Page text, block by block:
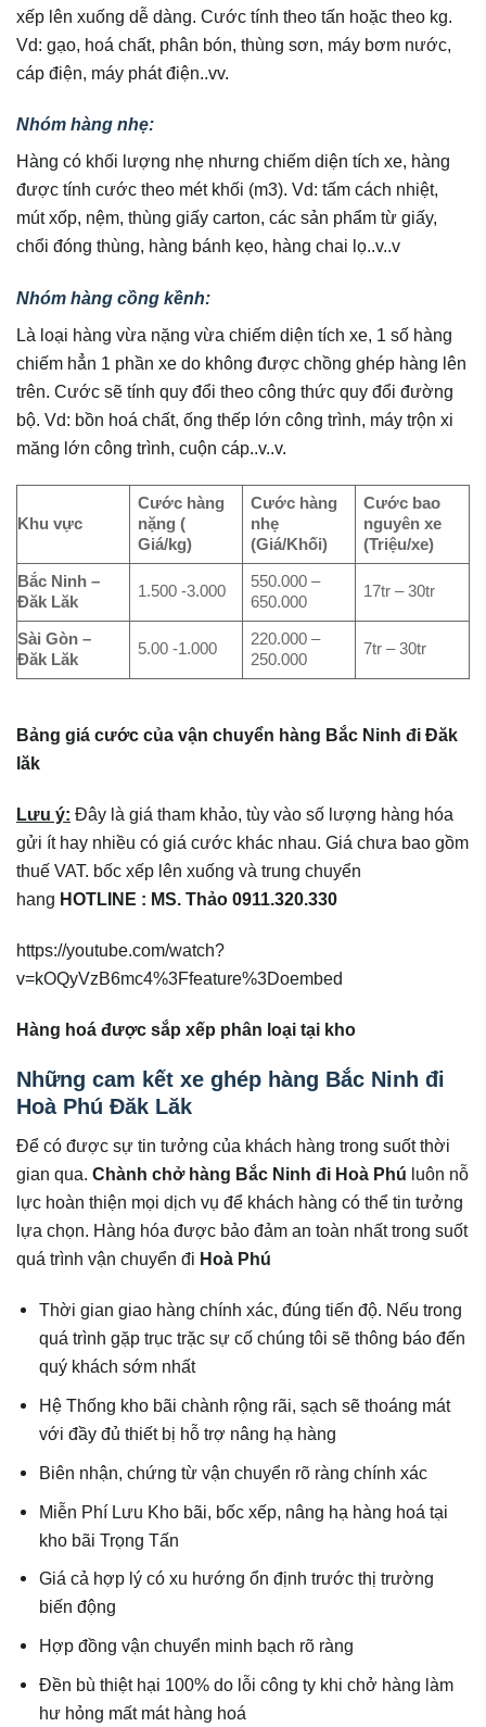
xếp lên xuống dễ dàng. Cước tính theo tấn hoặc theo kg.
Vd: gạo, hoá chất, phân bón, thùng sơn, máy bơm nước,
cáp điện, máy phát điện..vv.
Nhóm hàng nhẹ:
Hàng có khối lượng nhẹ nhưng chiếm diện tích xe, hàng
được tính cước theo mét khối (m3). Vd: tấm cách nhiệt,
mút xốp, nệm, thùng giấy carton, các sản phẩm từ giấy,
chổi đóng thùng, hàng bánh kẹo, hàng chai lọ..v..v
Nhóm hàng cồng kềnh:
Là loại hàng vừa nặng vừa chiếm diện tích xe, 1 số hàng
chiếm hẳn 1 phần xe do không được chồng ghép hàng lên
trên. Cước sẽ tính quy đổi theo công thức quy đổi đường
bộ. Vd: bồn hoá chất, ống thếp lớn công trình, máy trộn xi
măng lớn công trình, cuộn cáp..v..v.
Khu vực
Cước hàng
nặng (
Giá/kg)
Cước hàng
nhẹ
(Giá/Khối)
Cước bao
nguyên xe
(Triệu/xe)
Bắc Ninh –
Đăk Lăk
1.500 -3.000
550.000 –
650.000
17tr – 30tr
Sài Gòn –
Đăk Lăk
5.00 -1.000
220.000 –
250.000
7tr – 30tr
Bảng giá cước của vận chuyển hàng Bắc Ninh đi Đăk
lăk
Lưu ý: Đây là giá tham khảo, tùy vào số lượng hàng hóa
gửi ít hay nhiều có giá cước khác nhau. Giá chưa bao gồm
thuế VAT. bốc xếp lên xuống và trung chuyển
hang HOTLINE : MS. Thảo 0911.320.330
https://youtube.com/watch?
v=kOQyVzB6mc4%3Ffeature%3Doembed
Hàng hoá được sắp xếp phân loại tại kho
Những cam kết xe ghép hàng Bắc Ninh đi
Hoà Phú Đăk Lăk
Để có được sự tin tưởng của khách hàng trong suốt thời
gian qua. Chành chở hàng Bắc Ninh đi Hoà Phú luôn nỗ
lực hoàn thiện mọi dịch vụ để khách hàng có thể tin tưởng
lựa chọn. Hàng hóa được bảo đảm an toàn nhất trong suốt
quá trình vận chuyển đi Hoà Phú
Thời gian giao hàng chính xác, đúng tiến độ. Nếu trong
quá trình gặp trục trặc sự cố chúng tôi sẽ thông báo đến
quý khách sớm nhất
Hệ Thống kho bãi chành rộng rãi, sạch sẽ thoáng mát
với đầy đủ thiết bị hỗ trợ nâng hạ hàng
Biên nhận, chứng từ vận chuyển rõ ràng chính xác
Miễn Phí Lưu Kho bãi, bốc xếp, nâng hạ hàng hoá tại
kho bãi Trọng Tấn
Giá cả hợp lý có xu hướng ổn định trước thị trường
biến động
Hợp đồng vận chuyển minh bạch rõ ràng
Đền bù thiệt hại 100% do lỗi công ty khi chở hàng làm
hư hỏng mất mát hàng hoá